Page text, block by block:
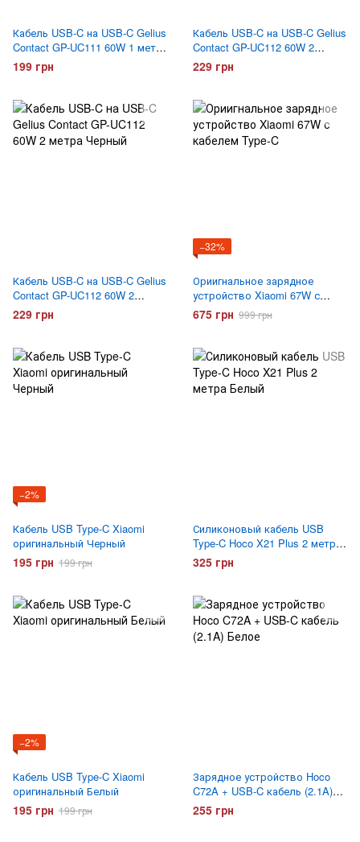
Кабель USB-C на USB-C Gelius
Contact GP-UC111 60W 1 метр
Черный
199 грн
Кабель USB-C на USB-C Gelius
Contact GP-UC112 60W 2
метра Белый
229 грн
Кабель USB-C на USB-C Gelius
Contact GP-UC112 60W 2
метра Черный
229 грн
−32%
Ориигнальное зарядное
устройство Xiaomi 67W с
кабелем Type-C
675 грн 999 грн
−2%
Кабель USB Type-C Xiaomi
оригинальный Черный
195 грн 199 грн
Силиконовый кабель USB
Type-C Hoco X21 Plus 2 метра
Белый
325 грн
−2%
Кабель USB Type-C Xiaomi
оригинальный Белый
195 грн 199 грн
Зарядное устройство Hoco
C72A + USB-C кабель (2.1A)
Белое
255 грн